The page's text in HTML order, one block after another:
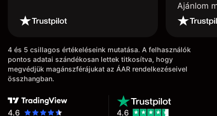
Ajánlom
4 és 5 csillagos értékeléseink mutatása. A felhasználók
pontos adatai szándékosan lettek titkosítva, hogy
megvédjük magánszférájukat az ÁAR rendelkezéseivel
összhangban.
4.6 4.6